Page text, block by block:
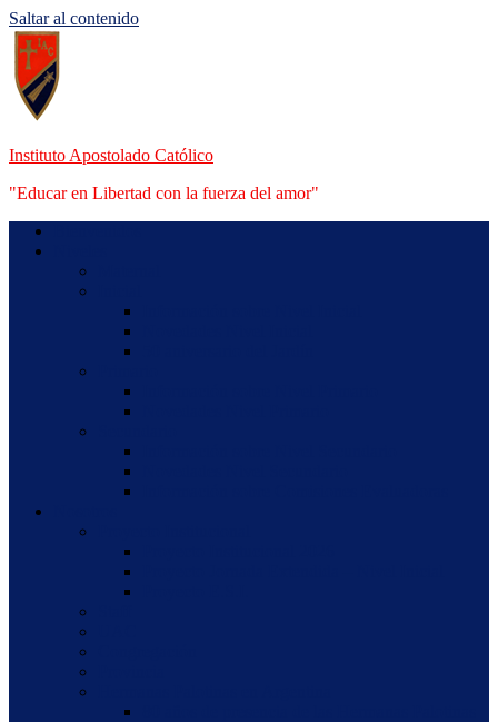
Saltar al contenido
Instituto Apostolado Católico
"Educar en Libertad con la fuerza del amor"